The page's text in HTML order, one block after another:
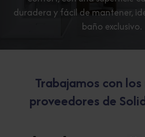
duradera y fácil de mantener,
baño exclusivo.
Trabajamos con
proveedores de